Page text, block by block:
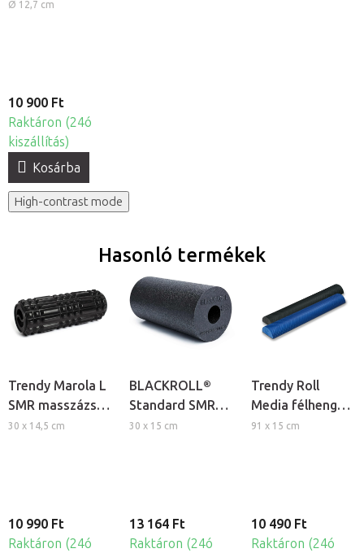
habszivacs
Ø 12,7 cm
10 900 Ft
Raktáron (24ó
kiszállítás)
Kosárba
High-contrast mode
Hasonló termékek
Trendy Marola L
SMR masszázs
henger
30 x 14,5 cm
10 990 Ft
Raktáron (24ó
BLACKROLL®
Standard SMR
masszázs henger
30 x 15 cm
13 164 Ft
Raktáron (24ó
Trendy Roll
Media félhenger
pilateshez és
91 x 15 cm
10 490 Ft
Raktáron (24ó